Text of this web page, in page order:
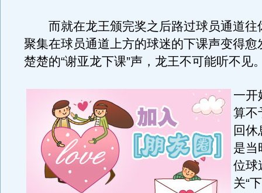
而就在龙王颁完奖之后路过球员通道往
聚集在球员通道上方的球迷的下课声变得愈
楚楚的“谢亚龙下课”声，龙王不可能听不见
一开
算不
回
是当
位球
关“